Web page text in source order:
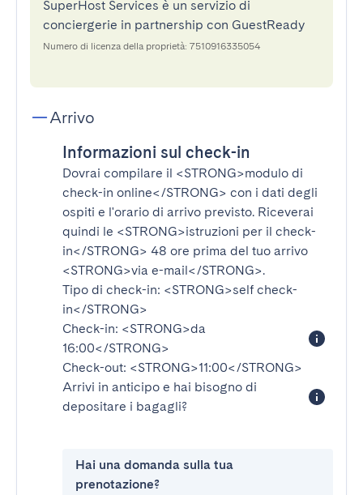
SuperHost Services è un servizio di
conciergerie in partnership con GuestReady
Numero di licenza della proprietà: 7510916335054
Arrivo
Informazioni sul check-in
Dovrai compilare il <STRONG>modulo di
check-in online</STRONG> con i dati degli
ospiti e l'orario di arrivo previsto. Riceverai
quindi le <STRONG>istruzioni per il check-
in</STRONG> 48 ore prima del tuo arrivo
<STRONG>via e-mail</STRONG>.
Tipo di check-in: <STRONG>self check-
in</STRONG>
Check-in: <STRONG>da
16:00</STRONG>
Check-out: <STRONG>11:00</STRONG>
Arrivi in anticipo e hai bisogno di
depositare i bagagli?
Hai una domanda sulla tua
prenotazione?